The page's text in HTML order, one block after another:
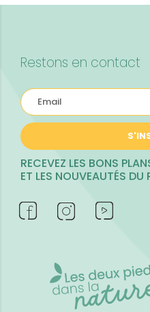
Restons en contact
RECEVEZ LES BONS
ET LES NOUVEAUTÉS DU